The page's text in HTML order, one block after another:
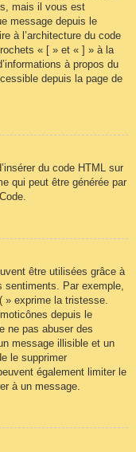
mais il vous est
message depuis le
à l’architecture du code
« [ » et « ] » à la
à propos du
depuis la page de
du code HTML sur
qui peut être générée par
être utilisées grâce à
sentiments. Par exemple,
» exprime la tristesse.
depuis le
ne pas abuser des
message illisible et un
le supprimer
également limiter le
à un message.